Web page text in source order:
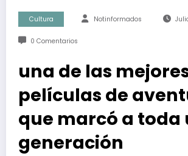
Cultura Notinformados
0 Comentarios
una de las
películas de
que marcó a toda
generación